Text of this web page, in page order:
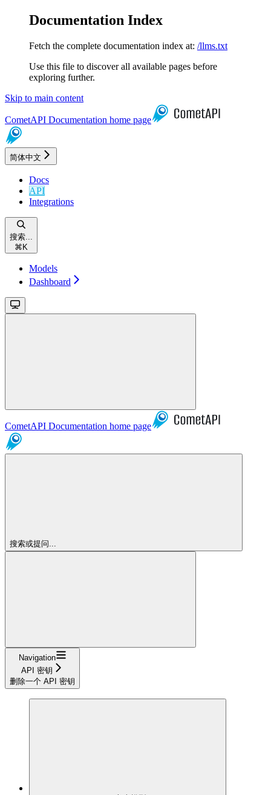
Documentation Index
Fetch the complete documentation index at: /llms.txt
Use this file to discover all available pages before
exploring further.
Skip to main content
CometAPI Documentation home page
简体中文
Docs
API
Integrations
搜索...
⌘ K
Models
Dashboard
CometAPI Documentation home page
搜索或提问...
Navigation
API 密钥
删除一个 API 密钥